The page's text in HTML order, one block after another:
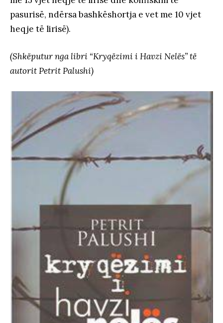
pasurisë, ndërsa bashkëshortja e vet me 10 vjet
heqje të lirisë).
(Shkëputur nga libri “Kryqëzimi i Havzi Nelës” të
autorit Petrit Palushi)